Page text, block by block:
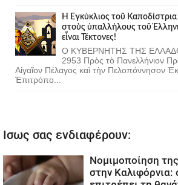
Ἡ Ἐγκύκλιος τοῦ
στοὺς ὑπαλλήλους τοῦ
εἶναι Τέκτονες!
Ο ΚΥΒΕΡΝΗΤΗΣ ΤΗΣ
2953 Πρὸς τὸ Πανελλήνιον
Αἰγαῖον Πέλαγος καὶ τὴν Πελοπόννησον
Ἐπιτρόπο...